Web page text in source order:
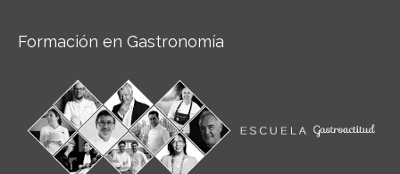
Formación en Gastronomía